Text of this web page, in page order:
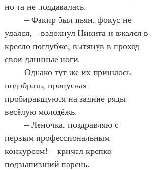
но та не поддавалась.
удался, – вздохнул Никита и вжался в
кресло поглубже, вытянув в проход
свои длинные ноги.
подобрать, пропуская
пробиравшуюся на задние ряды
весёлую молодёжь.
первым профессиональным
конкурсом! – кричал крепко
подвыпивший парень.